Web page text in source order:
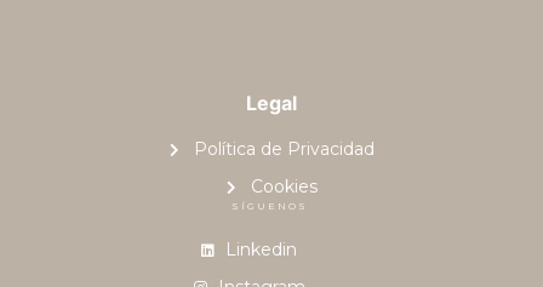
Legal
Política de Privacidad
Cookies
SÍGUENOS
Linkedin